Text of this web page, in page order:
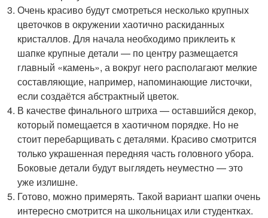
Очень красиво будут смотреться несколько крупных
цветочков в окружении хаотично раскиданных
кристаллов. Для начала необходимо приклеить к
шапке крупные детали — по центру размещается
главный «камень», а вокруг него располагают мелкие
составляющие, например, напоминающие листочки,
если создаётся абстрактный цветок.
В качестве финального штриха — оставшийся декор,
который помещается в хаотичном порядке. Но не
стоит перебарщивать с деталями. Красиво смотрится
только украшенная передняя часть головного убора.
Боковые детали будут выглядеть неуместно — это
уже излишне.
Готово, можно примерять. Такой вариант шапки очень
интересно смотрится на школьницах или студентках.